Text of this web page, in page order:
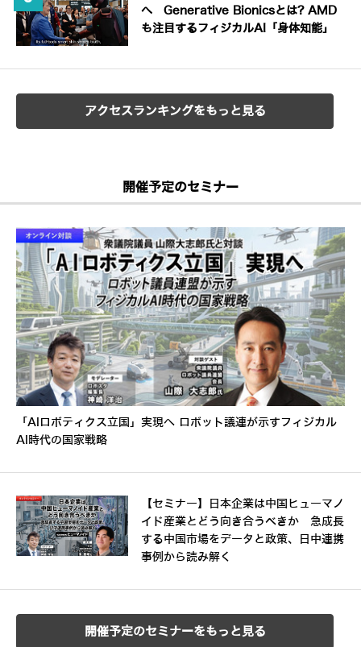
へ Generative Bionicsとは? AMD
も注目するフィジカルAI「身体知能」
アクセスランキングをもっと見る
開催予定のセミナー
「AIロボティクス立国」実現へ ロボット議連が示すフィジカル
AI時代の国家戦略
【セミナー】日本企業は中国ヒューマノ
イド産業とどう向き合うべきか 急成長
する中国市場をデータと政策、日中連携
事例から読み解く
開催予定のセミナーをもっと見る